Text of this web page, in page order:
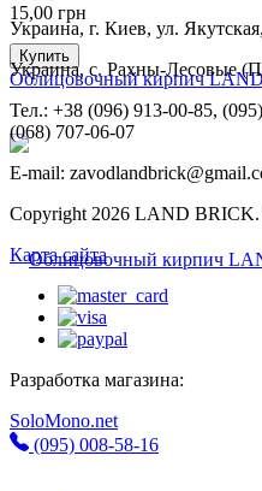
15,00 грн
Купить
Облицовочный кирпич LAND
Украина, г. Киев, ул.
Украина, с. Рахны-Лесовые
Тел.: +38 (096) 913-00-85,
(068) 707-06-07
E-mail:
Copyright 2026 LAND BRICK.
Карта сайта
Разработка магазина:
SoloMono.net
(095) 008-58-16